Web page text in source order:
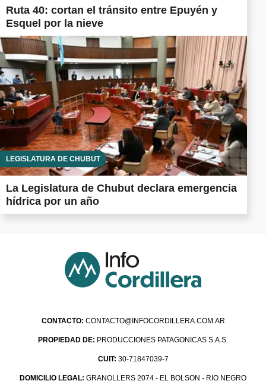
Ruta 40: cortan el tránsito entre Epuyén y
Esquel por la nieve
LEGISLATURA DE CHUBUT
La Legislatura de Chubut declara emergencia
hídrica por un año
CONTACTO: CONTACTO@INFOCORDILLERA.COM.AR
PROPIEDAD DE: PRODUCCIONES PATAGONICAS S.A.S.
CUIT: 30-71847039-7
DOMICILIO LEGAL: GRANOLLERS 2074 - EL BOLSON - RIO NEGRO